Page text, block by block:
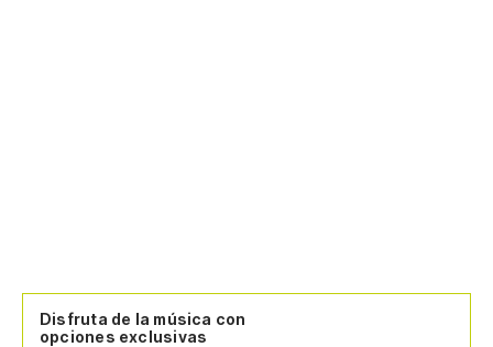
Disfruta de la música con
opciones exclusivas